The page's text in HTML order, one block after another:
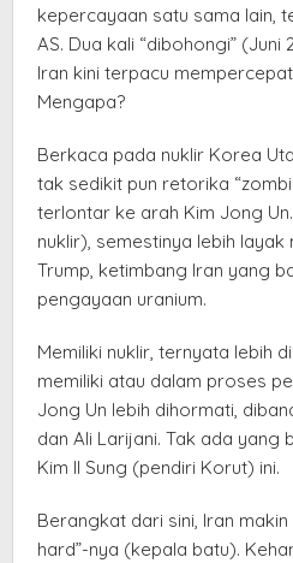
kepercayaan satu sama lain,
AS. Dua kali “dibohongi” (Juni
Iran kini terpacu
Mengapa?
Berkaca pada nuklir Korea
tak sedikit pun retorika
terlontar ke arah Kim Jong
nuklir), semestinya lebih
Trump, ketimbang Iran yang
pengayaan uranium.
Memiliki nuklir, ternyata lebih
memiliki atau dalam proses
Jong Un lebih dihormati,
dan Ali Larijani. Tak ada yang
Kim Il Sung (pendiri Korut) ini.
Berangkat dari sini, Iran
hard”-nya (kepala batu).